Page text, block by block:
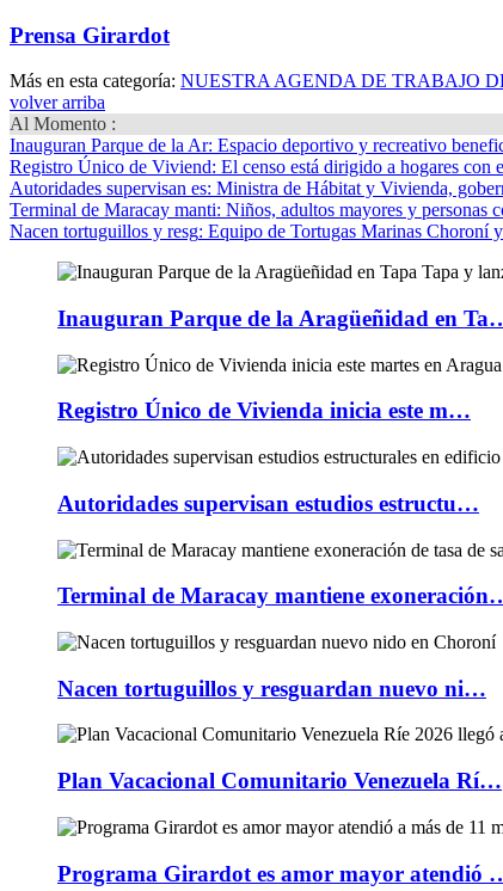
Prensa Girardot
Más en esta categoría: NUESTRA AGENDA DE TRABAJO
volver arriba
Al Momento :
Inauguran Parque de la Ar: Espacio deportivo y recreativo
Registro Único de Viviend: El censo está dirigido a hogares con
Autoridades supervisan es: Ministra de Hábitat y Vivienda,
Terminal de Maracay manti: Niños, adultos mayores y personas
Nacen tortuguillos y resg: Equipo de Tortugas Marinas Choroní
Inauguran Parque de la Aragüeñidad en
Registro Único de Vivienda inicia este m…
Autoridades supervisan estudios estructu…
Terminal de Maracay mantiene
Nacen tortuguillos y resguardan nuevo ni…
Plan Vacacional Comunitario Venezuela Rí…
Programa Girardot es amor mayor atendió